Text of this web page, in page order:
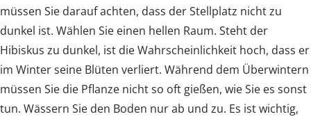
müssen Sie darauf achten, dass der Stellplatz nicht zu
dunkel ist. Wählen Sie einen hellen Raum. Steht der
Hibiskus zu dunkel, ist die Wahrscheinlichkeit hoch, dass er
im Winter seine Blüten verliert. Während dem Überwintern
müssen Sie die Pflanze nicht so oft gießen, wie Sie es sonst
tun. Wässern Sie den Boden nur ab und zu. Es ist wichtig,